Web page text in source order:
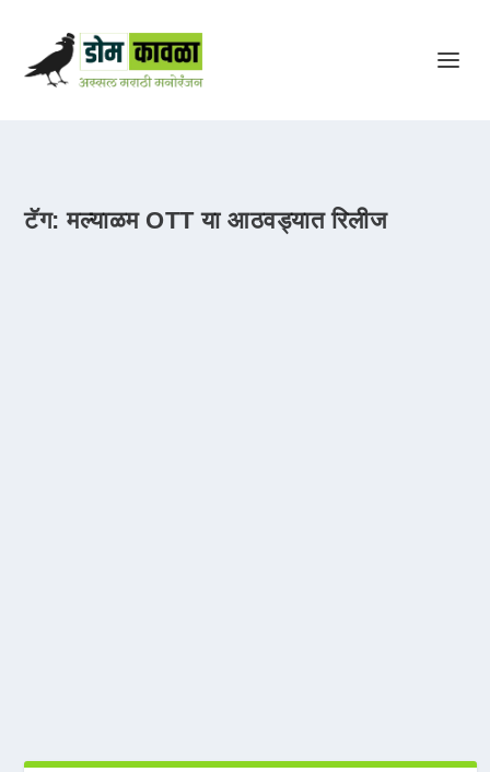
टॅग:मल्याळम OTT या आठवड्यात रिलीज